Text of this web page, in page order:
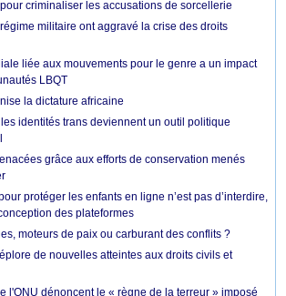
criminaliser les accusations de sorcellerie
militaire ont aggravé la crise des droits
liée aux mouvements pour le genre a un impact
LBQT
la dictature africaine
identités trans deviennent un outil politique
grâce aux efforts de conservation menés
protéger les enfants en ligne n’est pas d’interdire,
des plateformes
moteurs de paix ou carburant des conflits ?
de nouvelles atteintes aux droits civils et
l'ONU dénoncent le « règne de la terreur » imposé